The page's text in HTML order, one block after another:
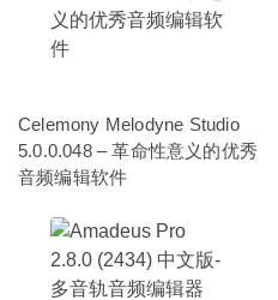
Celemony Melodyne Studio
5.0.0.048 – 革命性意义的优秀
音频编辑软件